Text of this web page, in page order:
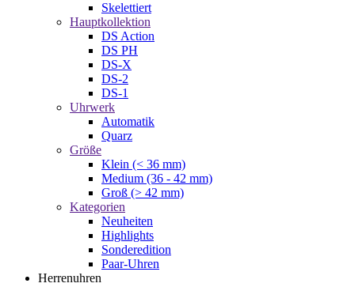
Skelettiert
Hauptkollektion
DS Action
DS PH
DS-X
DS-2
DS-1
Uhrwerk
Automatik
Quarz
Größe
Klein (< 36 mm)
Medium (36 - 42 mm)
Groß (> 42 mm)
Kategorien
Neuheiten
Highlights
Sonderedition
Paar-Uhren
Herrenuhren